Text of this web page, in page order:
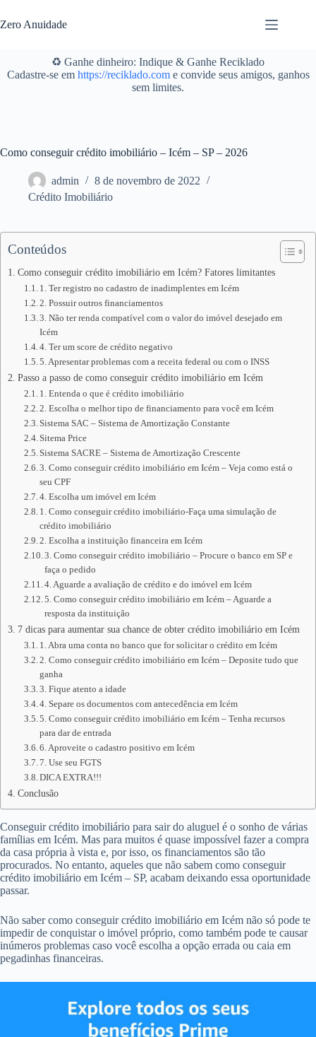
para
o
Zero Anuidade
♻️ Ganhe dinheiro: Indique & Ganhe Reciklado
Cadastre-se em https://reciklado.come convide seus amigos, ganhos
sem limites.
Como conseguir crédito imobiliário – Icém – SP – 2026
admin
8 de novembro de 2022
Crédito Imobiliário
Conteúdos
Como conseguir crédito imobiliário em Icém? Fatores limitantes
1. Ter registro no cadastro de inadimplentes em Icém
2. Possuir outros financiamentos
3. Não ter renda compatível com o valor do imóvel desejado em
Icém
4. Ter um score de crédito negativo
5. Apresentar problemas com a receita federal ou com o INSS
Passo a passo de como conseguir crédito imobiliário em Icém
1. Entenda o que é crédito imobiliário
2. Escolha o melhor tipo de financiamento para você em Icém
Sistema SAC – Sistema de Amortização Constante
Sitema Price
Sistema SACRE – Sistema de Amortização Crescente
3. Como conseguir crédito imobiliário em Icém – Veja como está o
seu CPF
4. Escolha um imóvel em Icém
1. Como conseguir crédito imobiliário-Faça uma simulação de
crédito imobiliário
2. Escolha a instituição financeira em Icém
3. Como conseguir crédito imobiliário – Procure o banco em SP e
faça o pedido
4. Aguarde a avaliação de crédito e do imóvel em Icém
5. Como conseguir crédito imobiliário em Icém – Aguarde a
resposta da instituição
7 dicas para aumentar sua chance de obter crédito imobiliário em Icém
1. Abra uma conta no banco que for solicitar o crédito em Icém
2. Como conseguir crédito imobiliário em Icém – Deposite tudo que
ganha
3. Fique atento a idade
4. Separe os documentos com antecedência em Icém
5. Como conseguir crédito imobiliário em Icém – Tenha recursos
para dar de entrada
6. Aproveite o cadastro positivo em Icém
7. Use seu FGTS
DICA EXTRA!!!
Conclusão
Conseguir crédito imobiliário para sair do aluguel é o sonho de várias
famílias em Icém. Mas para muitos é quase impossível fazer a compra
da casa própria à vista e, por isso, os financiamentos são tão
procurados. No entanto, aqueles que não sabem como conseguir
crédito imobiliário em Icém – SP, acabam deixando essa oportunidade
passar.
Não saber como conseguir crédito imobiliário em Icém não só pode te
impedir de conquistar o imóvel próprio, como também pode te causar
inúmeros problemas caso você escolha a opção errada ou caia em
pegadinhas financeiras.